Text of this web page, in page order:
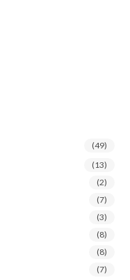
(49)
(13)
(2)
(7)
(3)
(8)
(8)
(7)